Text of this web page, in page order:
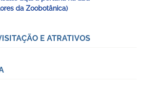
da Zoobotânica)
E ATRATIVOS